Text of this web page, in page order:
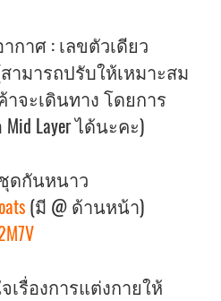
กาศ : เลขตัวเดียว
ามารถปรับให้เหมาะสม
จะเดินทาง โดยการ
Mid Layer ได้นะคะ)
ดกันหนาว
(มี @ ด้านหน้า)
เรื่องการแต่งกายให้